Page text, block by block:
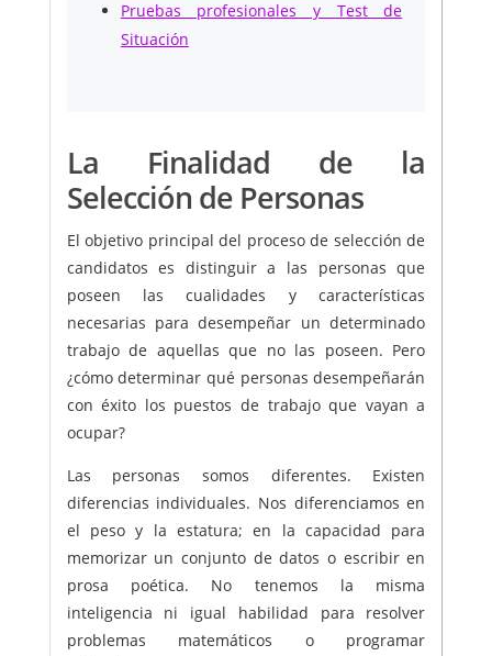
Pruebas profesionales y Test de
Situación
La Finalidad de la
Selección de Personas
El objetivo principal del proceso de selección de
candidatos es distinguir a las personas que
poseen las cualidades y características
necesarias para desempeñar un determinado
trabajo de aquellas que no las poseen. Pero
¿cómo determinar qué personas desempeñarán
con éxito los puestos de trabajo que vayan a
ocupar?
Las personas somos diferentes. Existen
diferencias individuales. Nos diferenciamos en
el peso y la estatura; en la capacidad para
memorizar un conjunto de datos o escribir en
prosa poética. No tenemos la misma
inteligencia ni igual habilidad para resolver
problemas matemáticos o programar